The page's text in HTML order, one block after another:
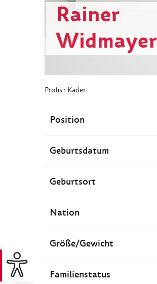
Rainer
Widmayer
Profis › Kader
Position
Geburtsdatum
Geburtsort
Nation
Größe/Gewicht
Familienstatus